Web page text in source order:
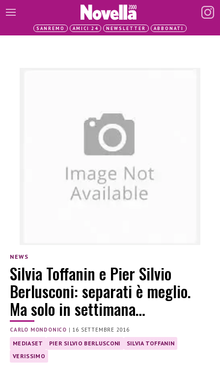
SANREMO AMICI 24 NEWSLETTER ABBONATI
NEWS
Silvia Toffanin e Pier Silvio
Berlusconi: separati è meglio.
Ma solo in settimana…
CARLO MONDONICO | 16 SETTEMBRE 2016
MEDIASET PIER SILVIO BERLUSCONI
SILVIA TOFFANIN
VERISSIMO